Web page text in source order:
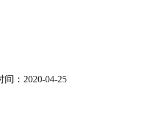
间：2020-04-25